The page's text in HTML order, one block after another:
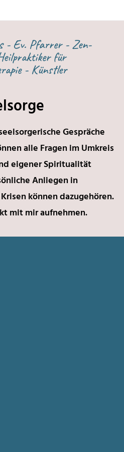
- Ev. Pfarrer - Zen-
für
- Künstler
Gespräche
alle Fragen im Umkreis
eigener Spiritualität
Anliegen in
können dazugehören.
mit mir aufnehmen.